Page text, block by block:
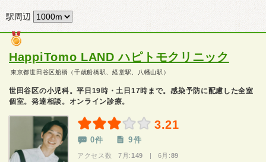
駅周辺
HappiTomo LAND ハピトモクリニック
東京都世田谷区船橋（千歳船橋駅、経堂駅、八幡山駅）
世田谷区の小児科。平日19時・土日17時まで。感染予防に配慮した全室
個室。発達相談。オンライン診療。
3.21
0件 9件
アクセス数 7月: 149 | 6月:89